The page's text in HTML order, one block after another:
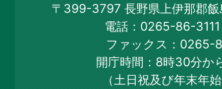
Town
Official
Site
〒399-3797 長野県上伊那郡
電話：0265-86-
ファックス：0265-
開庁時間：8時30分か
（土日祝及び年末年